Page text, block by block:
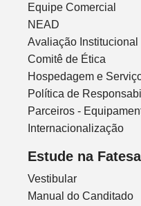
Equipe Comercial
NEAD
Avaliação Institucional
Comitê de Ética
Hospedagem e
Política de
Parceiros -
Internacionalização
Estude na Fatesa
Vestibular
Manual do Canditado